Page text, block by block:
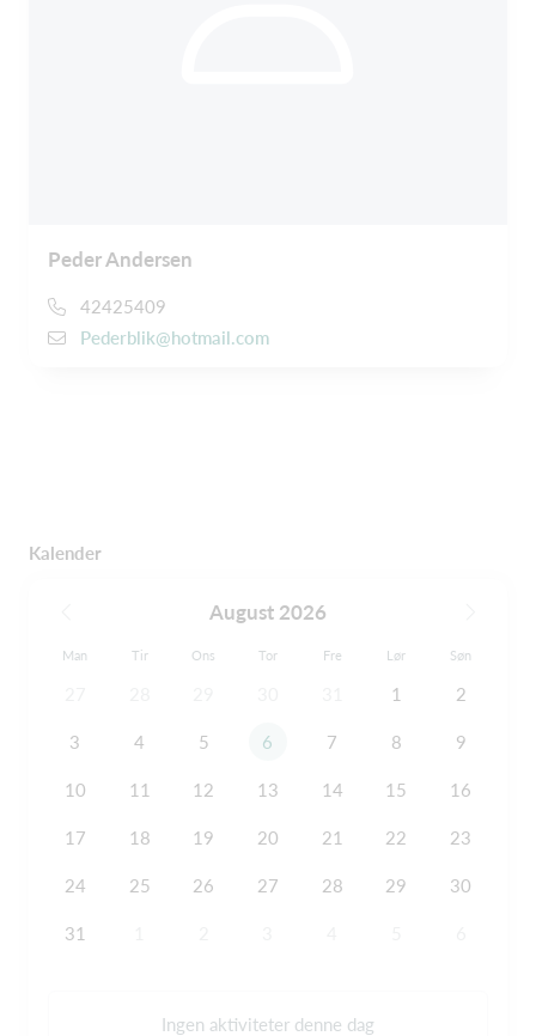
Peder Andersen
42425409
Pederblik@hotmail.com
Kalender
August 2026
Man Tir Ons Tor Fre Lør Søn
1 2
3 4 5 6 7 8 9
10 11 12 13 14 15 16
17 18 19 20 21 22 23
24 25 26 27 28 29 30
31
Ingen aktiviteter denne dag